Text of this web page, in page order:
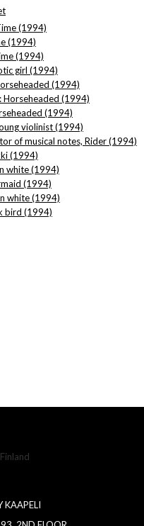
(1994)
(1994)
(1994)
girl (1994)
(1994)
Horseheaded (1994)
(1994)
violinist (1994)
of musical notes, Rider (1994)
(1994)
white (1994)
(1994)
white (1994)
bird (1994)
KAAPELI